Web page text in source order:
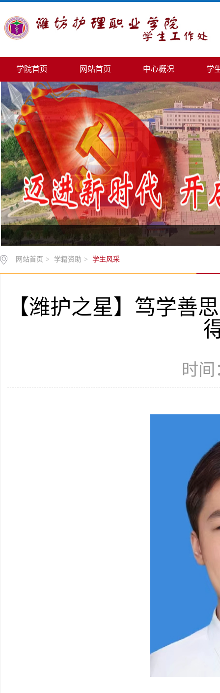
学院首页 网站首页 中心概况 学
网站首页 > 学籍资助 > 学生风采
【潍护之星】笃学善
时间